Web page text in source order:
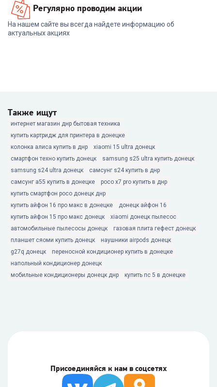
Регулярно проводим акции
На нашем сайте вы всегда найдете информацию об
актуальных акциях
Также ищут
интернет магазин днр бытовая техника
купить картридж для принтера в донецке
колонка алиса купить в днр
xiaomi 15 ultra донецк
смартфон техно купить донецк
samsung s25 ultra купить донецк
samsung s24 ultra донецк
самсунг s24 купить в днр
самсунг а55 купить в донецке
poco x7 pro купить в днр
купить смартфон poco донецк днр
купить айфон 16 про макс в донецке
донецк айфон 16
купить айфон 15 про макс донецк
xiaomi донецк пылесос
автомобильные пылесосы донецк
газовая плита гефест донецк
планшет сяоми купить донецк
наушники airpods донецк
g27q донецк
переносной кондиционер купить в донецке
напольный кондиционер донецк
мобильные кондиционеры донецк днр
купить пс 5 в донецке
Присоединяйся к нам в соцсетях